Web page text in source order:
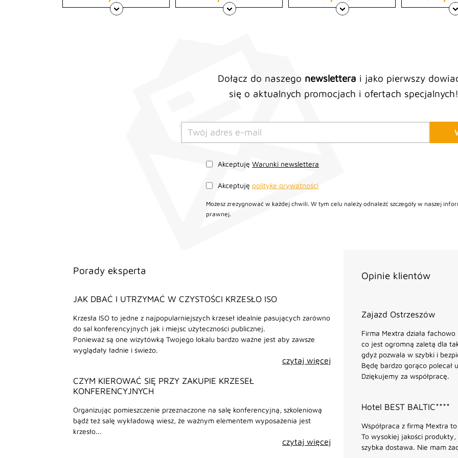
Dołącz do naszego newslettera i jako pierwszy
się o aktualnych promocjach i ofertach specjalnych!
AkceptujęWarunki newslettera
Akceptuję polityke prywatności
Możesz zrezygnować w każdej chwili. W tym celu należy odnaleźć szczegóły w naszej
prawnej.
Porady eksperta
JAK DBAĆ I UTRZYMAĆ W CZYSTOŚCI KRZESŁO ISO
Krzesła ISO to jedne z najpopularniejszych krzeseł idealnie pasujących zarówno
do sal konferencyjnych jak i miejsc użyteczności publicznej.
Ponieważ są one wizytówką Twojego lokalu bardzo ważne jest aby zawsze
wyglądały ładnie i świeżo.
czytaj więcej
CZYM KIEROWAĆ SIĘ PRZY ZAKUPIE KRZESEŁ
KONFERENCYJNYCH
Organizując pomieszczenie przeznaczone na salę konferencyjną, szkoleniową
bądź też salę wykładową wiesz, że ważnym elementem wyposażenia jest
krzesło...
czytaj więcej
Opinie klientów
Zajazd Ostrzeszów
Firma Mextra działa
co jest ogromną zaletą dla
gdyż pozwala w szybki i
Będę bardzo gorąco polecał
Dziękujemy za współpracę.
Hotel BEST BALTIC****
Współpraca z firmą Mextra
To wysokiej jakości
szybka dostawa. Nie mam